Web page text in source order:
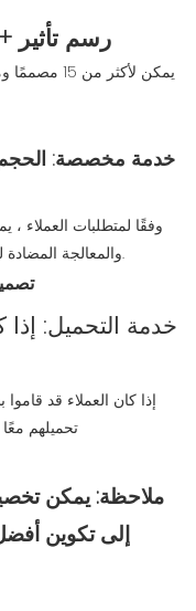
خدمة التصميم المجانية: CAD + رسم تأثير
يمكن
خدمة مخصصة: الحجم ،
وفقًا لمتطلبات العملاء
والمعالجة المضادة للوقوف وألواح الجدران والألواح السفلية ، إلخ.
خدمة التحميل:
إذا كان العملاء قد
تحميلهم
ملاحظة: يمكن
إلى تكوين